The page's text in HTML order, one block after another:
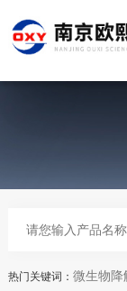
热门关键词： 微生物降解呼吸仪